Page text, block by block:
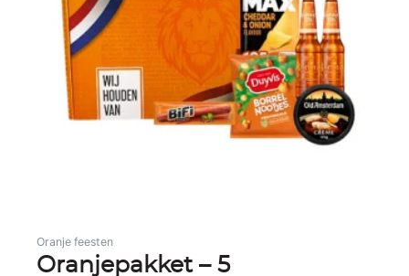
Oranje feesten
Oranjepakket – 5